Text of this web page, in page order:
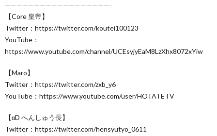
——————————————————-
【Core 皇帝】
Twitter：https://twitter.com/koutei100123
YouTube：
https://www.youtube.com/channel/UCEsyjyEaM8LzXhx8072xYiw
【Maro】
Twitter：https://twitter.com/zxb_y6
YouTube：https://www.youtube.com/user/HOTATETV
【αD へんしゅう長】
Twitter：https://twitter.com/hensyutyo_0611